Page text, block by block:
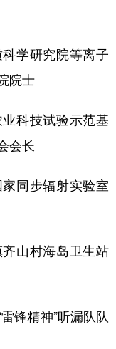
学研究院等离子
院士
科技试验示范基
会长
同步辐射实验室
山村海岛卫生站
精神”听漏队队